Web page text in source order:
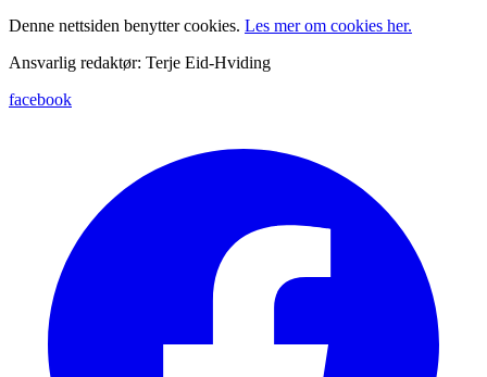
Denne nettsiden benytter cookies. Les mer om cookies her.
Ansvarlig redaktør: Terje Eid-Hviding
facebook